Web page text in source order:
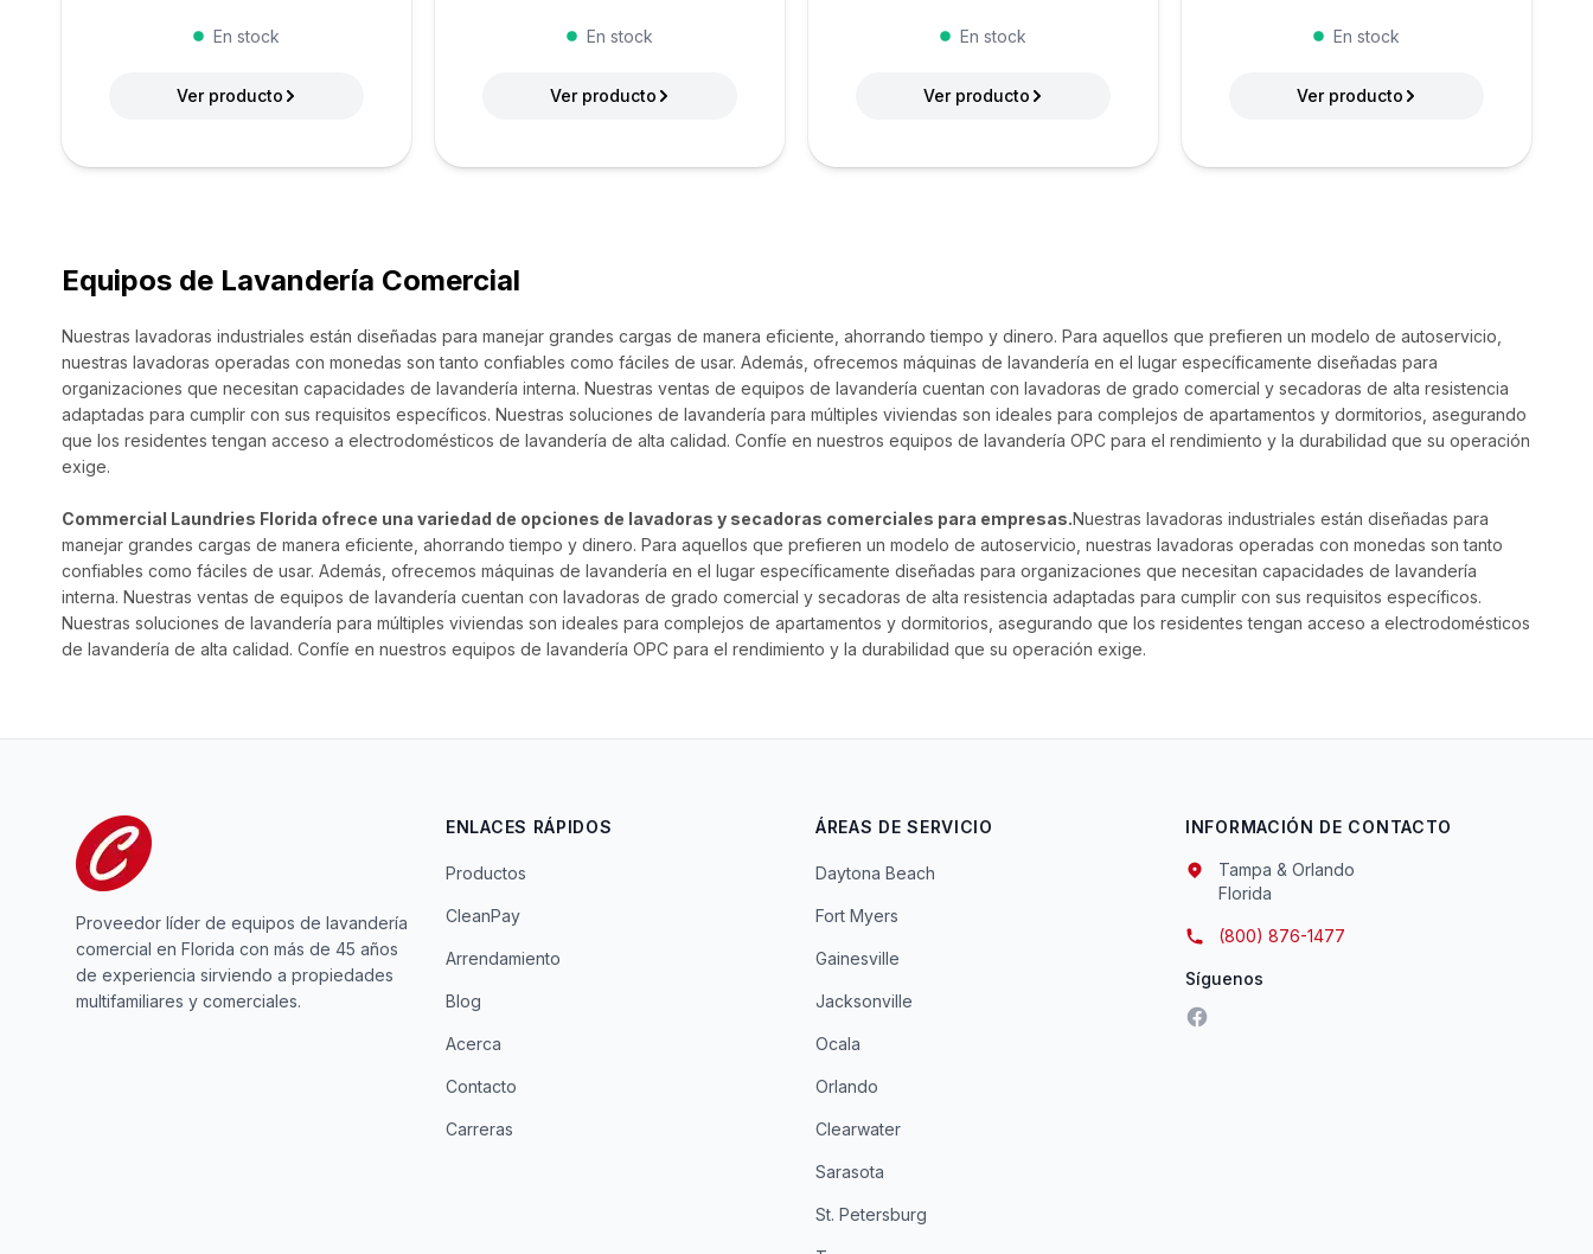
En stock
Ver producto
En stock
Ver producto
En stock
Ver producto
En stock
Ver producto
Equipos de Lavandería Comercial
Nuestras lavadoras industriales están diseñadas para manejar grandes cargas de manera eficiente, ahorrando tiempo y dinero. Para aquellos que prefieren un modelo de autoservicio,
nuestras lavadoras operadas con monedas son tanto confiables como fáciles de usar. Además, ofrecemos máquinas de lavandería en el lugar específicamente diseñadas para
organizaciones que necesitan capacidades de lavandería interna. Nuestras ventas de equipos de lavandería cuentan con lavadoras de grado comercial y secadoras de alta resistencia
adaptadas para cumplir con sus requisitos específicos. Nuestras soluciones de lavandería para múltiples viviendas son ideales para complejos de apartamentos y dormitorios, asegurando
que los residentes tengan acceso a electrodomésticos de lavandería de alta calidad. Confíe en nuestros equipos de lavandería OPC para el rendimiento y la durabilidad que su operación
exige.
Commercial Laundries Florida ofrece una variedad de opciones de lavadoras y secadoras comerciales para empresas.Nuestras lavadoras industriales están diseñadas para
manejar grandes cargas de manera eficiente, ahorrando tiempo y dinero. Para aquellos que prefieren un modelo de autoservicio, nuestras lavadoras operadas con monedas son tanto
confiables como fáciles de usar. Además, ofrecemos máquinas de lavandería en el lugar específicamente diseñadas para organizaciones que necesitan capacidades de lavandería
interna. Nuestras ventas de equipos de lavandería cuentan con lavadoras de grado comercial y secadoras de alta resistencia adaptadas para cumplir con sus requisitos específicos.
Nuestras soluciones de lavandería para múltiples viviendas son ideales para complejos de apartamentos y dormitorios, asegurando que los residentes tengan acceso a electrodomésticos
de lavandería de alta calidad. Confíe en nuestros equipos de lavandería OPC para el rendimiento y la durabilidad que su operación exige.
Proveedor líder de equipos de lavandería
comercial en Florida con más de 45 años
de experiencia sirviendo a propiedades
multifamiliares y comerciales.
ENLACES RÁPIDOS
Productos
CleanPay
Arrendamiento
Blog
Acerca
Contacto
Carreras
ÁREAS DE SERVICIO
Daytona Beach
Fort Myers
Gainesville
Jacksonville
Ocala
Orlando
Clearwater
Sarasota
St. Petersburg
INFORMACIÓN DE CONTACTO
Tampa & Orlando
Florida
(800) 876-1477
Síguenos
Facebook